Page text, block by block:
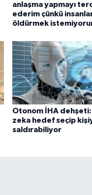
anlaşma yapmayı
ederim çünkü
öldürmek
Otonom İHA dehşeti:
zeka hedef seçip
saldırabiliyor